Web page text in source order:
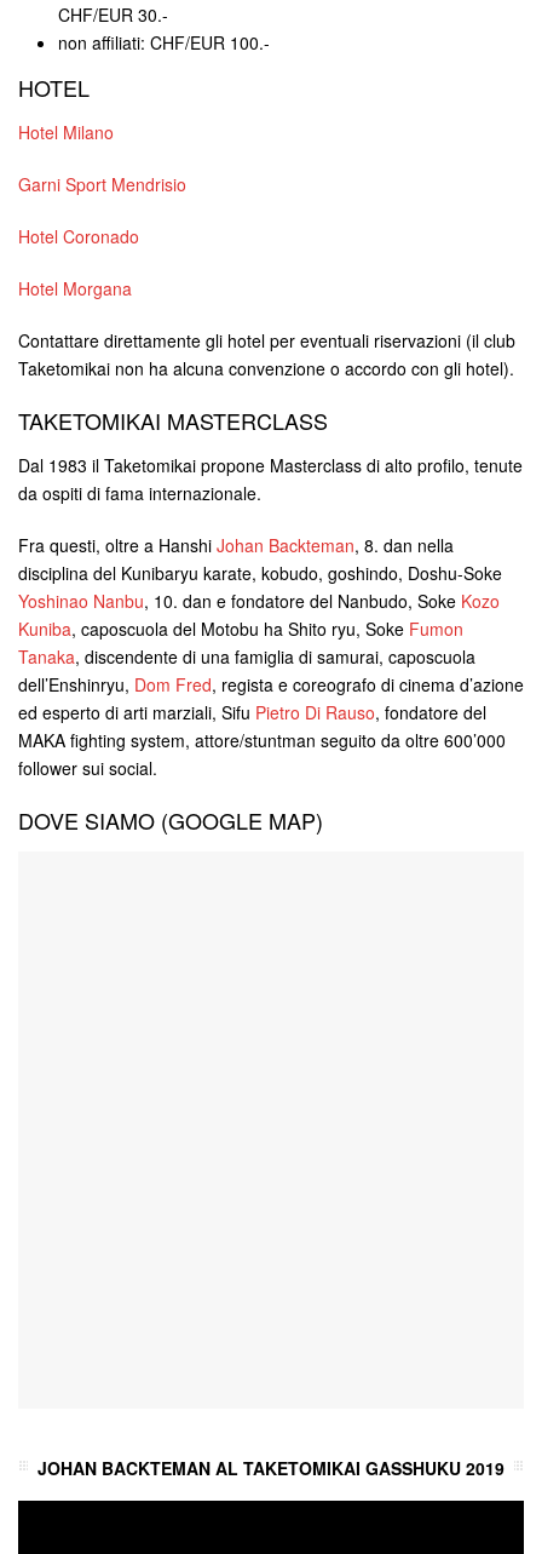
CHF/EUR 30.-
non affiliati: CHF/EUR 100.-
HOTEL
Hotel Milano
Garni Sport Mendrisio
Hotel Coronado
Hotel Morgana
Contattare direttamente gli hotel per eventuali riservazioni (il club
Taketomikai non ha alcuna convenzione o accordo con gli hotel).
TAKETOMIKAI MASTERCLASS
Dal 1983 il Taketomikai propone Masterclass di alto profilo, tenute
da ospiti di fama internazionale.
Fra questi, oltre a Hanshi Johan Backteman, 8. dan nella
disciplina del Kunibaryu karate, kobudo, goshindo, Doshu-Soke
Yoshinao Nanbu, 10. dan e fondatore del Nanbudo, Soke Kozo
Kuniba, caposcuola del Motobu ha Shito ryu, Soke Fumon
Tanaka, discendente di una famiglia di samurai, caposcuola
dell’Enshinryu, Dom Fred, regista e coreografo di cinema d’azione
ed esperto di arti marziali, Sifu Pietro Di Rauso, fondatore del
MAKA fighting system, attore/stuntman seguito da oltre 600’000
follower sui social.
DOVE SIAMO (GOOGLE MAP)
JOHAN BACKTEMAN AL TAKETOMIKAI GASSHUKU 2019